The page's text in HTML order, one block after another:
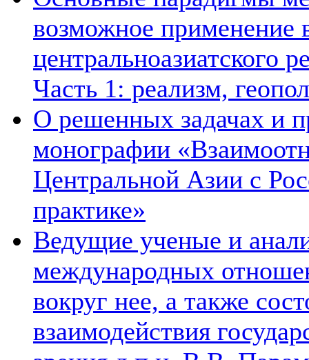
возможное применение
центральноазиатского
Часть 1: реализм,
О решенных задачах и
монографии
Центральной Азии с
практике»
Ведущие ученые и
международных
вокруг нее, а также
взаимодействия